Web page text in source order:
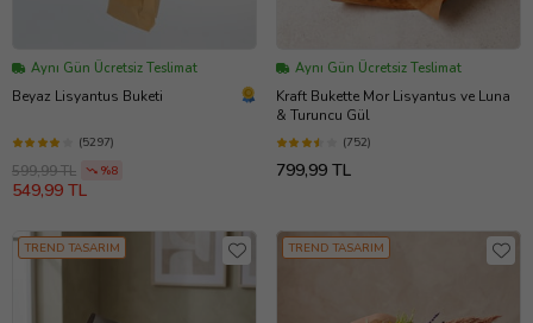
Aynı Gün Ücretsiz Teslimat
Beyaz Lisyantus Buketi
(5297)
599,99 TL %8
549,99 TL
Aynı Gün Ücretsiz Teslimat
Kraft Bukette Mor Lisyantus ve Luna
& Turuncu Gül
(752)
799,99 TL
TREND TASARIM TREND TASARIM